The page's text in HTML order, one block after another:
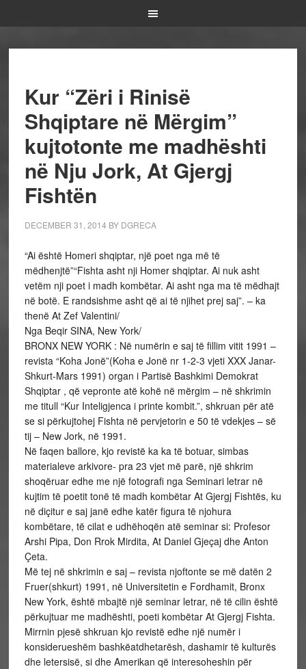
Kur “Zëri i Rinisë
Shqiptare në Mërgim”
kujtotonte me madhështi
në Nju Jork, At Gjergj
Fishtën
DECEMBER 31, 2014 BY DGRECA
“Ai është Homeri shqiptar, një poet nga më të
mëdhenjtë”“Fishta asht nji Homer shqiptar. Ai nuk asht
vetëm nji poet i madh kombëtar. Ai asht nga ma të mëdhajt
në botë. E randsishme asht që ai të njihet prej saj”. – ka
thenë At Zef Valentini/
Nga Beqir SINA, New York/
BRONX NEW YORK : Në numërin e saj të fillim vitit 1991 –
revista “Koha Jonë”(Koha e Jonë nr 1-2-3 vjeti XXX Janar-
Shkurt-Mars 1991) organ i Partisë Bashkimi Demokrat
Shqiptar , që vepronte atë kohë në mërgim – në shkrimin
me titull “Kur Inteligjenca i printe kombit.”, shkruan për atë
se si përkujtohej Fishta në pervjetorin e 50 të vdekjes – së
tij – New Jork, në 1991.
Në faqen ballore, kjo revistë ka ka të botuar, simbas
materialeve arkivore- pra 23 vjet më parë, një shkrim
shoqëruar edhe me një fotografi nga Seminari letrar në
kujtim të poetit tonë të madh kombëtar At Gjergj Fishtës, ku
në diçitur e saj janë edhe katër figura të njohura
kombëtare, të cilat e udhëhoqën atë seminar si: Profesor
Arshi Pipa, Don Rrok Mirdita, At Daniel Gjeçaj dhe Anton
Çeta.
Më tej në shkrimin e saj – revista njoftonte se më datën 2
Fruer(shkurt) 1991, në Universitetin e Fordhamit, Bronx
New York, është mbajtë një seminar letrar, në të cilin është
përkujtuar me madhështi, poeti kombëtar At Gjergj Fishta.
Mirrnin pjesë shkruan kjo revistë edhe një numër i
konsiderueshëm bashkëatdhetarësh, dashamir të kulturës
dhe letersisë, si dhe Amerikan që interesoheshin për